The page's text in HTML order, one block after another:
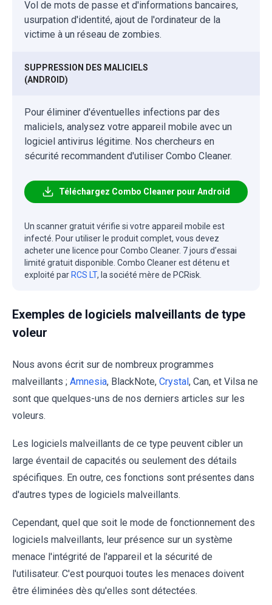
Vol de mots de passe et d'informations bancaires,
usurpation d'identité, ajout de l'ordinateur de la
victime à un réseau de zombies.
SUPPRESSION DES MALICIELS
(ANDROID)
Pour éliminer d'éventuelles infections par des
maliciels, analysez votre appareil mobile avec un
logiciel antivirus légitime. Nos chercheurs en
sécurité recommandent d'utiliser Combo Cleaner.
Téléchargez Combo Cleaner pour Android
Un scanner gratuit vérifie si votre appareil mobile est
infecté. Pour utiliser le produit complet, vous devez
acheter une licence pour Combo Cleaner. 7 jours d’essai
limité gratuit disponible. Combo Cleaner est détenu et
exploité parRCS LT, la société mère de PCRisk.
Exemples de logiciels malveillants de type
voleur
Nous avons écrit sur de nombreux programmes
malveillants ; Amnesia, BlackNote, Crystal, Can, et Vilsa ne
sont que quelques-uns de nos derniers articles sur les
voleurs.
Les logiciels malveillants de ce type peuvent cibler un
large éventail de capacités ou seulement des détails
spécifiques. En outre, ces fonctions sont présentes dans
d'autres types de logiciels malveillants.
Cependant, quel que soit le mode de fonctionnement des
logiciels malveillants, leur présence sur un système
menace l'intégrité de l'appareil et la sécurité de
l'utilisateur. C'est pourquoi toutes les menaces doivent
être éliminées dès qu'elles sont détectées.